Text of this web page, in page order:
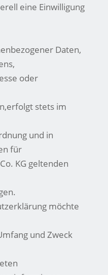
eine Einwilligung
Daten,
oder
stets im
und in
für
KG geltenden
möchte
und Zweck